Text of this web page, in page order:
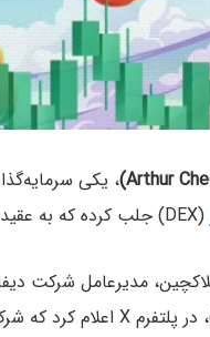
، یکی
(DEX) جلب کرده که به عقیده او آماده یک